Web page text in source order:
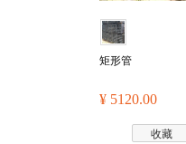
矩形管
¥ 5120.00
收藏